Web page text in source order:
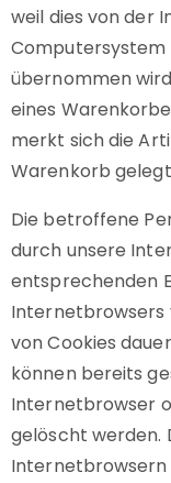
weil dies von der
Computersystem
übernommen
eines
merkt sich die
Warenkorb
Die betroffene
durch unsere
entsprechenden
Internetbrowsers
von Cookies
können bereits
Internetbrowser
gelöscht werden.